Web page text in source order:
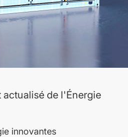
de l'Énergie
innovantes